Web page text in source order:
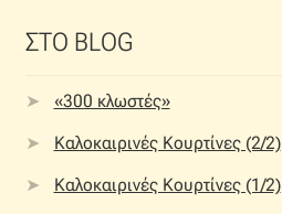
ΣΤΟ BLOG
«300 κλωστές»
Καλοκαιρινές Κουρτίνες (2/2)
Καλοκαιρινές Κουρτίνες (1/2)